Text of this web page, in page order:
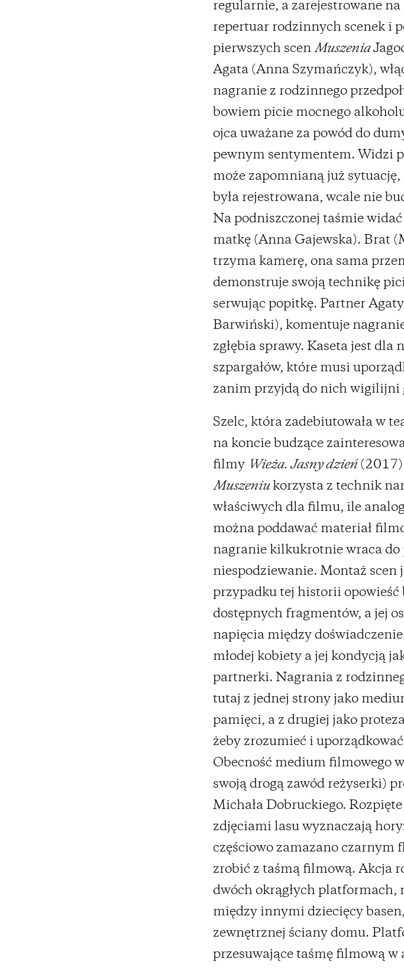
regularnie, a zarejestrowane
repertuar rodzinnych scenek i
pierwszych scen Muszenia
Agata (Anna Szymańczyk),
nagranie z rodzinnego
bowiem picie mocnego
ojca uważane za powód do
pewnym sentymentem. Widzi
może zapomnianą już
była rejestrowana, wcale nie
Na podniszczonej taśmie
matkę (Anna Gajewska). Brat
trzyma kamerę, ona sama
demonstruje swoją technikę
serwując popitkę. Partner
Barwiński), komentuje nagranie
zgłębia sprawy. Kaseta jest dla
szpargałów, które musi
zanim przyjdą do nich wigilijni
Szelc, która zadebiutowała w
na koncie budzące
filmy Wieża. Jasny dzień
Muszeniukorzysta z technik
właściwych dla filmu, ile
można poddawać materiał
nagranie kilkukrotnie wraca do
niespodziewanie. Montaż scen
przypadku tej historii opowieść
dostępnych fragmentów, a jej
napięcia między
młodej kobiety a jej kondycją
partnerki. Nagrania z
tutaj z jednej strony jako
pamięci, a z drugiej jako
żeby zrozumieć i
Obecność medium filmowego
swoją drogą zawód reżyserki)
Michała Dobruckiego.
zdjęciami lasu wyznaczają
częściowo zamazano czarnym
zrobić z taśmą filmową. Akcja
dwóch okrągłych platformach,
między innymi dziecięcy
zewnętrznej ściany domu.
przesuwające taśmę filmową w